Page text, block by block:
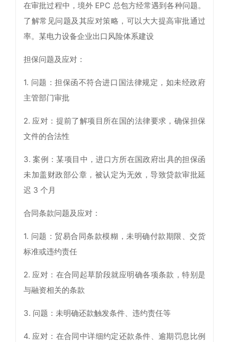
在审批过程中，境外 EPC 总包方经常遇到各种问题。
了解常见问题及其应对策略，可以大大提高审批通过
率。某电力设备企业出口风险体系建设
担保问题及应对：
1. 问题：担保函不符合进口国法律规定，如未经政府
主管部门审批
2. 应对：提前了解项目所在国的法律要求，确保担保
文件的合法性
3. 案例：某项目中，进口方所在国政府出具的担保函
未加盖财政部公章，被认定为无效，导致贷款审批延
迟 3 个月
合同条款问题及应对：
1. 问题：贸易合同条款模糊，未明确付款期限、交货
标准或违约责任
2. 应对：在合同起草阶段就应明确各项条款，特别是
与融资相关的条款
3. 问题：未明确还款触发条件、违约责任等
4. 应对：在合同中详细约定还款条件、逾期罚息比例